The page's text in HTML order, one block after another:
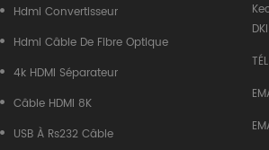
Hdmi Convertisseur
Hdmi Câble De Fibre Optique
4k HDMI Séparateur
Câble HDMI 8K
USB À Rs232 Câble